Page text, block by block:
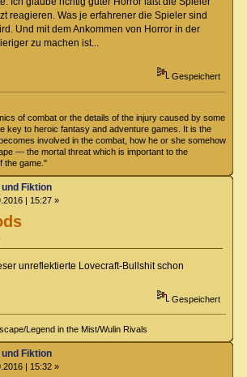
reagieren. Was je erfahrener die Spieler sind
Und mit dem Ankommen von Horror in der
zu machen ist...
Gespeichert
of combat or the details of the injury caused by some
key to heroic fantasy and adventure games. It is the
involved in the combat, how he or she somehow
— the mortal threat which is important to the
the game."
Fiktion
| 15:27 »
unreflektierte Lovecraft-Bullshit schon
Gespeichert
Legend in the Mist/Wulin Rivals
Fiktion
| 15:32 »